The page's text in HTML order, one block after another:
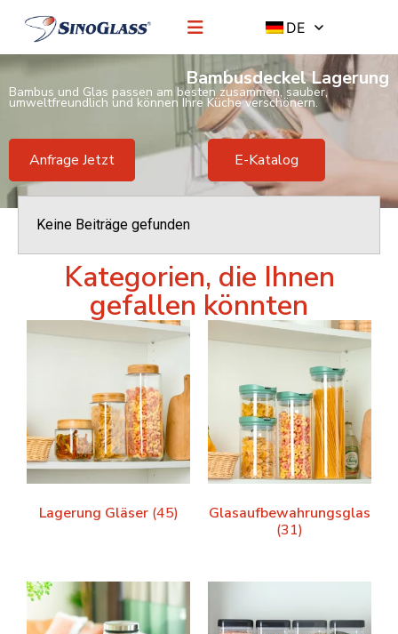
DE
Bambusdeckel Lagerung
Bambus und Glas passen am besten zusammen, sauber,
umweltfreundlich und können Ihre Küche verschönern.
Anfrage Jetzt E-Katalog
Keine Beiträge gefunden
Kategorien, die Ihnen
gefallen könnten
Lagerung Gläser (45)
Glasaufbewahrungsglas
(31)